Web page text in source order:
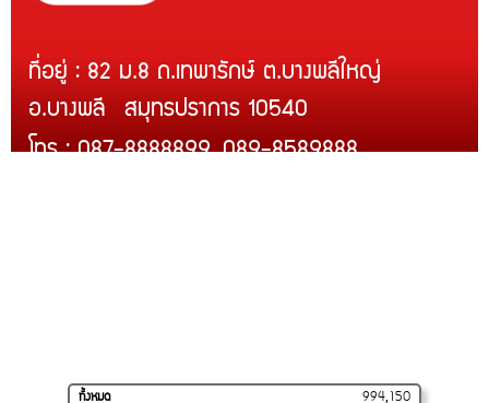
ที่อยู่ : 82 ม.8 ถ.เทพารักษ์ ต.บางพลีใหญ่
อ.บางพลี สมุทรปราการ 10540
โทร : 087-8888899, 089-8589888
ทั้งหมด 994,150